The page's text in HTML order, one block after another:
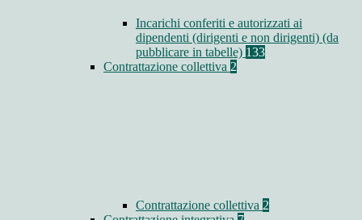
Incarichi conferiti e autorizzati ai
dipendenti (dirigenti e non dirigenti) (da
pubblicare in tabelle) 133
Contrattazione collettiva 2
Contrattazione collettiva 2